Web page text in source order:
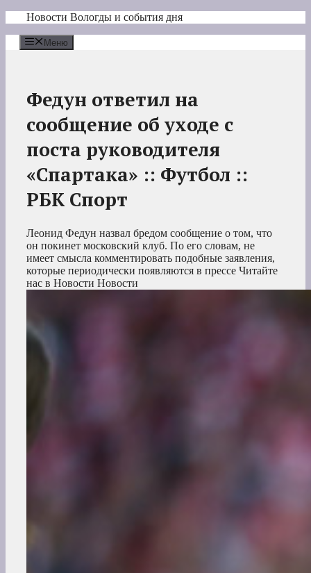
Перейти
содержимому
Новости Вологды и события дня
Меню
Федун ответил на
сообщение об уходе с
поста руководителя
«Спартака» :: Футбол ::
РБК Спорт
Леонид Федун назвал бредом сообщение о том, что
он покинет московский клуб. По его словам, не
имеет смысла комментировать подобные заявления,
которые периодически появляются в прессе Читайте
нас в Новости Новости